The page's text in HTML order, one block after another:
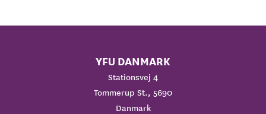
YFU DANMARK
Stationsvej 4
Tommerup St., 5690
Danmark